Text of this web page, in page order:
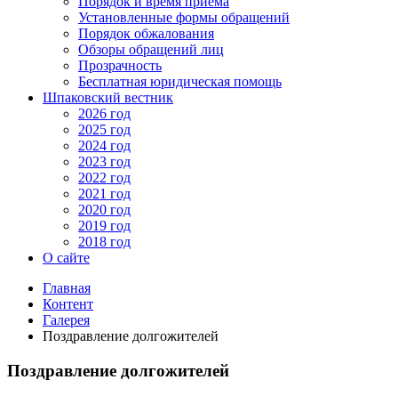
Установленные формы обращений
Порядок обжалования
Обзоры обращений лиц
Прозрачность
Бесплатная юридическая помощь
Шпаковский вестник
2026 год
2025 год
2024 год
2023 год
2022 год
2021 год
2020 год
2019 год
2018 год
О сайте
Главная
Контент
Галерея
Поздравление долгожителей
Поздравление долгожителей